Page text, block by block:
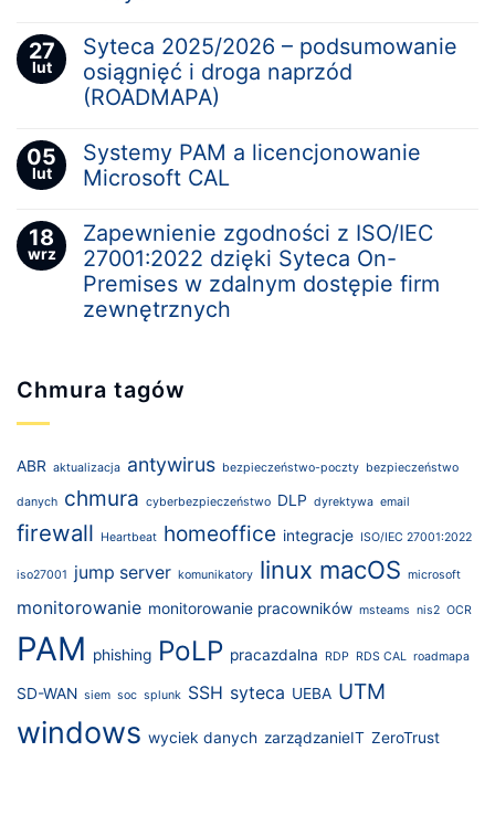
27
lut
Syteca 2025/2026 – podsumowanie
osiągnięć i droga naprzód
(ROADMAPA)
05
lut
Systemy PAM a licencjonowanie
Microsoft CAL
18
wrz
Zapewnienie zgodności z ISO/IEC
27001:2022 dzięki Syteca On-
Premises w zdalnym dostępie firm
zewnętrznych
Chmura tagów
ABR aktualizacja antywirus bezpieczeństwo-poczty bezpieczeństwo
danych chmura cyberbezpieczeństwo DLP dyrektywa email
firewall Heartbeat homeoffice integracje ISO/IEC 27001:2022
iso27001 jump server komunikatory linux macOS microsoft
monitorowanie monitorowanie pracowników msteams nis2 OCR
PAM phishing PoLP pracazdalna RDP RDS CAL roadmapa
SD-WAN siem soc splunk SSH syteca UEBA UTM
windows wyciek danych zarządzanieIT ZeroTrust